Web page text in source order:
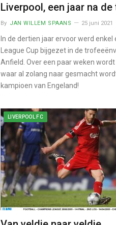
Liverpool, een jaar na de
By JAN WILLEM SPAANS 25 juni 2021
In de dertien jaar ervoor werd enkel
League Cup bijgezet in de
Anfield. Over een paar weken
waar al zolang naar gesmacht
kampioen van Engeland!
LIVERPOOL FC